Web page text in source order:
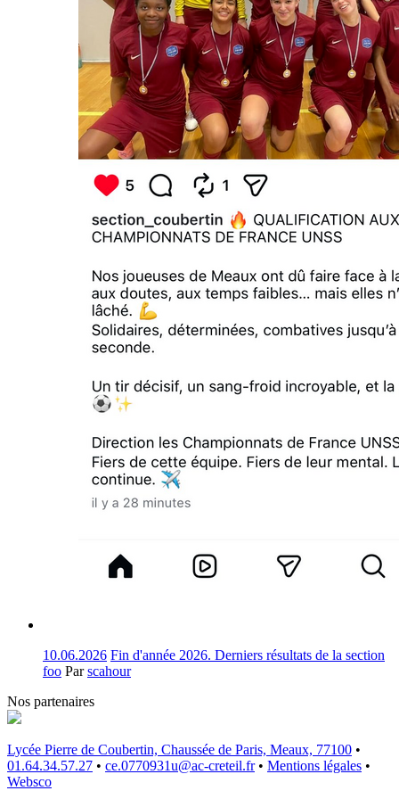
10.06.2026 Fin d'année 2026. Derniers résultats de la section
foo Parscahour
Nos partenaires
Lycée Pierre de Coubertin, Chaussée de Paris, Meaux, 77100 •
01.64.34.57.27 • ce.0770931u@ac-creteil.fr • Mentions légales •
Websco